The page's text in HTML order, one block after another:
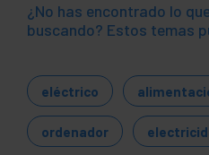
¿No has encontrado lo
buscando? Estos temas
eléctrico
ordenador